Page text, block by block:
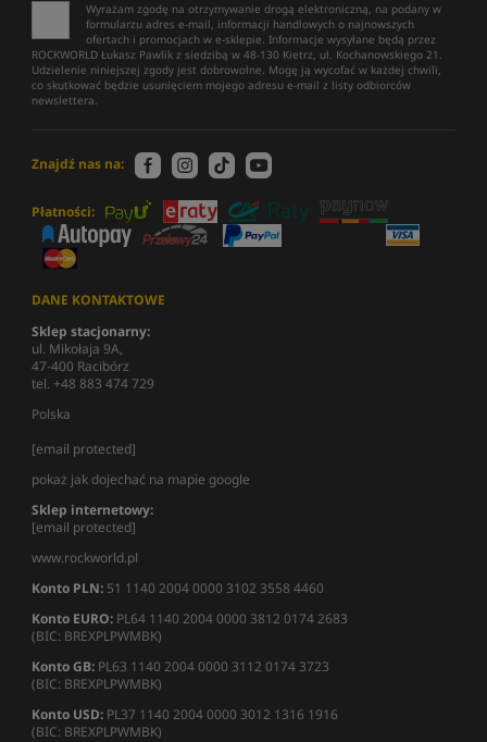
Wyrażam zgodę na otrzymywanie drogą elektroniczną, na podany w
formularzu adres e-mail, informacji handlowych o najnowszych
ofertach i promocjach w e-sklepie. Informacje wysyłane będą przez
ROCKWORLD Łukasz Pawlik z siedzibą w 48-130 Kietrz, ul. Kochanowskiego 21.
Udzielenie niniejszej zgody jest dobrowolne. Mogę ją wycofać w każdej chwili,
co skutkować będzie usunięciem mojego adresu e-mail z listy odbiorców
newslettera.
Znajdź nas na:
Płatności:
DANE KONTAKTOWE
Sklep stacjonarny:
ul. Mikołaja 9A,
47-400 Racibórz
tel. +48 883 474 729
Polska
[email protected]
pokaż jak dojechać na mapie google
Sklep internetowy:
[email protected]
www.rockworld.pl
Konto PLN: 51 1140 2004 0000 3102 3558 4460
Konto EURO: PL64 1140 2004 0000 3812 0174 2683
(BIC: BREXPLPWMBK)
Konto GB: PL63 1140 2004 0000 3112 0174 3723
(BIC: BREXPLPWMBK)
Konto USD: PL37 1140 2004 0000 3012 1316 1916
(BIC: BREXPLPWMBK)